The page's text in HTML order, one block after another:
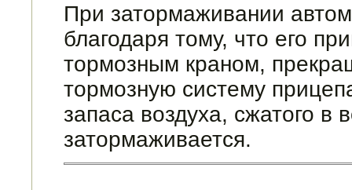
При затормаживании
благодаря тому, что его
тормозным краном,
тормозную систему
запаса воздуха, сжатого в
затормаживается.